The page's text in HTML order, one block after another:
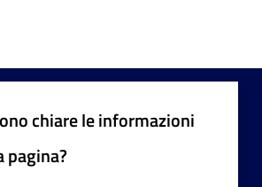
chiare le informazioni
pagina?